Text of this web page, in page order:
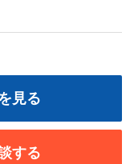
見る
する